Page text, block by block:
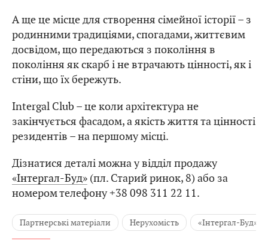
А ще це місце для створення сімейної історії – з
родинними традиціями, спогадами, життєвим
досвідом, що передаються з покоління в
покоління як скарб і не втрачають цінності, як і
стіни, що їх бережуть.
Intergal Club – це коли архітектура не
закінчується фасадом, а якість життя та цінності
резидентів – на першому місці.
Дізнатися деталі можна у відділ продажу
«Інтергал-Буд» (пл. Старий ринок, 8) або за
номером телефону +38 098 311 22 11.
Партнерські матеріали Нерухомість «Інтергал-Буд»